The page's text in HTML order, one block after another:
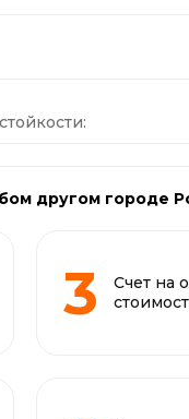
другом городе
Счет на